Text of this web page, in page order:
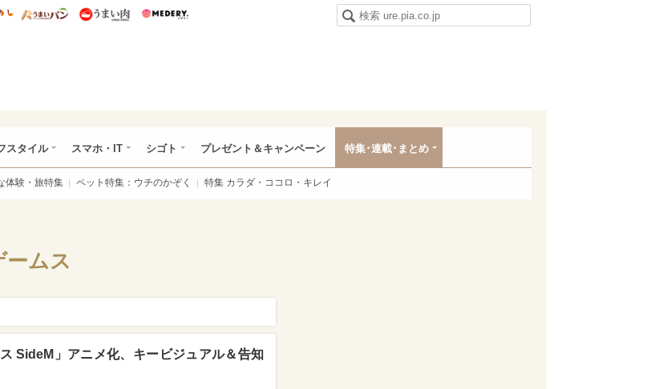
ニー特集
うまいめし うまいパン うまい肉
スタイル スマホ・IT シゴト プレゼント＆キャンペーン 特集･連載･まとめ
体験・旅特集 ペット特集：ウチのかぞく 特集 カラダ・ココロ・キレイ
ムス
SideM」アニメ化、キービジュアル＆告知